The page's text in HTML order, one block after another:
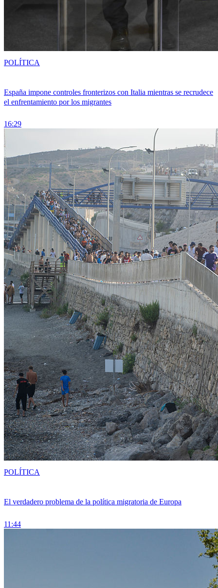
España impone controles fronterizos con Italia mientras se recrudece
el enfrentamiento por los migrantes
16:29
POLÍTICA
El verdadero problema de la política migratoria de Europa
11:44
POLÍTICA